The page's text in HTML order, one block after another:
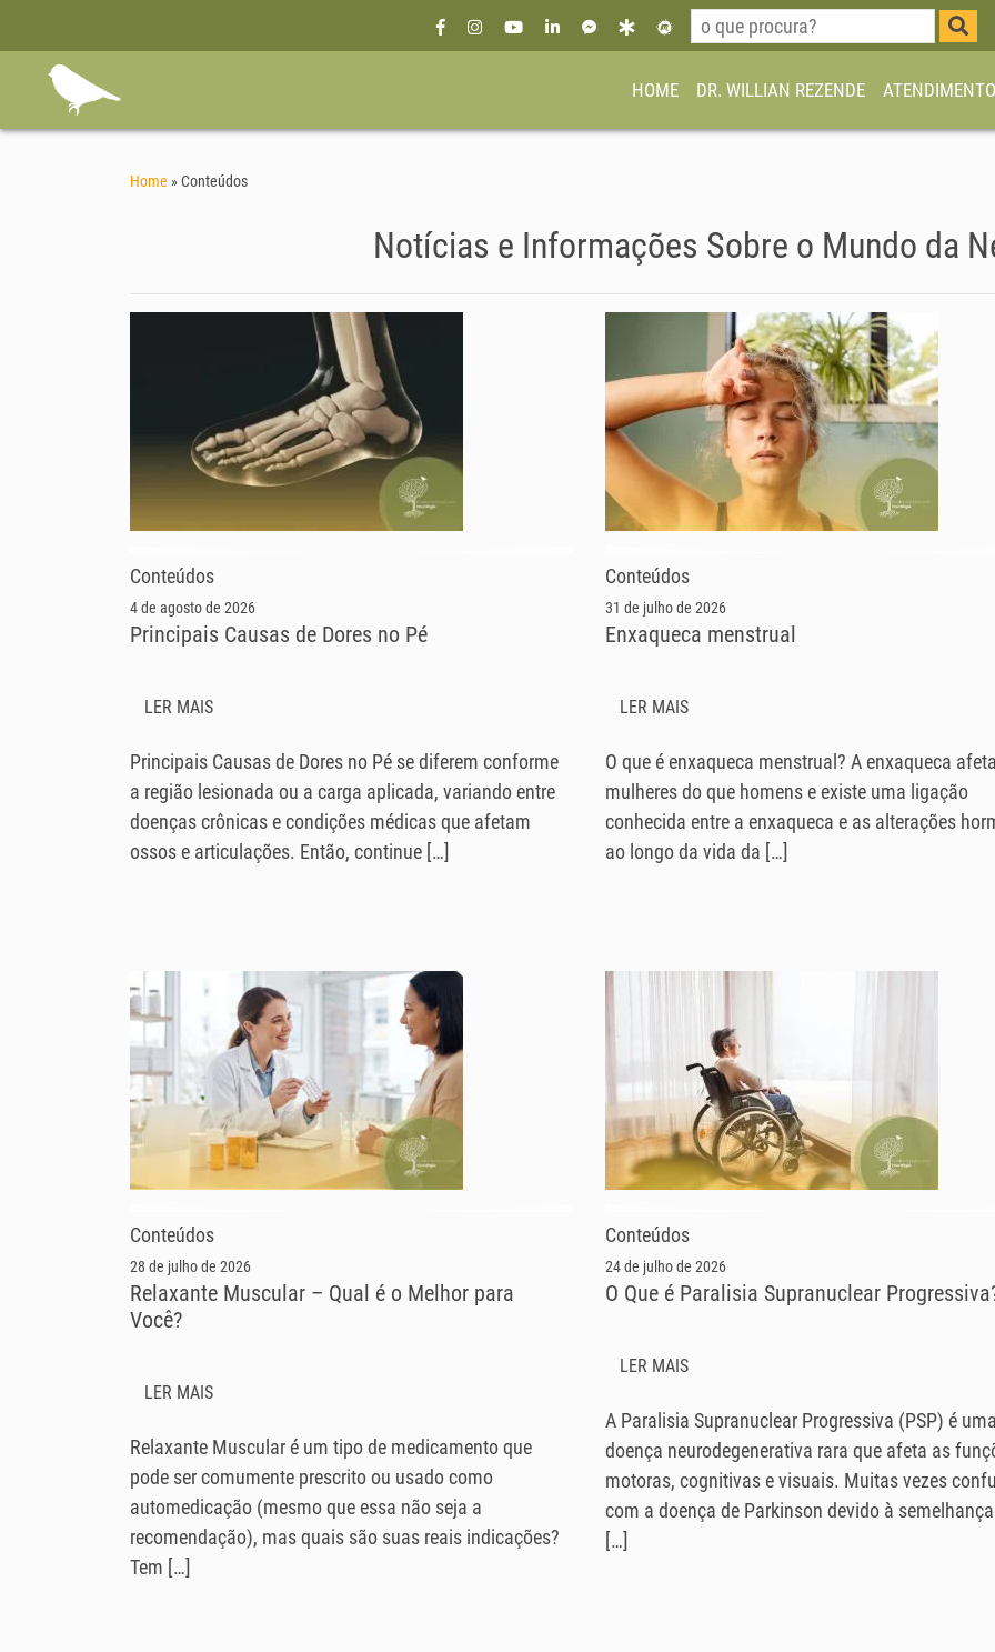
HOME DR. WILLIAN REZENDE ATENDIMENTO
Home »Conteúdos
Notícias e Informações Sobre o Mundo da
Conteúdos
4 de agosto de 2026
Principais Causas de Dores no Pé
LER MAIS
Principais Causas de Dores no Pé se diferem conforme
a região lesionada ou a carga aplicada, variando entre
doenças crônicas e condições médicas que afetam
ossos e articulações. Então, continue […]
Conteúdos
31 de julho de 2026
Enxaqueca menstrual
LER MAIS
O que é enxaqueca menstrual? A enxaqueca
mulheres do que homens e existe uma ligação
conhecida entre a enxaqueca e as alterações
ao longo da vida da […]
Conteúdos
28 de julho de 2026
Relaxante Muscular – Qual é o Melhor para
Você?
LER MAIS
Relaxante Muscular é um tipo de medicamento que
pode ser comumente prescrito ou usado como
automedicação (mesmo que essa não seja a
recomendação), mas quais são suas reais indicações?
Tem […]
Conteúdos
24 de julho de 2026
O Que é Paralisia Supranuclear
LER MAIS
A Paralisia Supranuclear Progressiva (PSP) é
doença neurodegenerativa rara que afeta as
motoras, cognitivas e visuais. Muitas vezes
com a doença de Parkinson devido à
[…]